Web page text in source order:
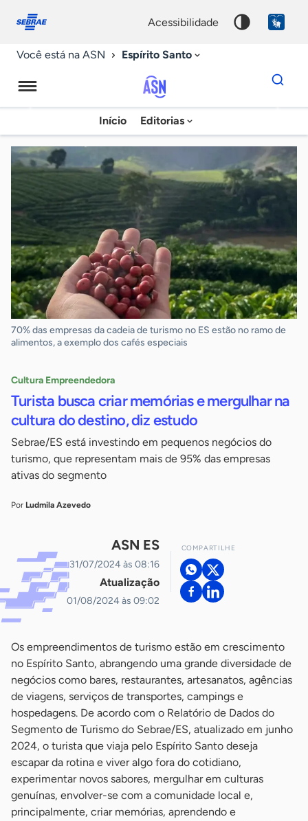
conosco
acessibilidade
Você está na ASN Espírito Santo
Agência
Sebrae
de
Notícias
Início Editorias
Dados
para
chave
70% das empresas da cadeia de turismo no ES estão no ramo de
alimentos, a exemplo dos cafés especiais
Cultura Empreendedora
Turista busca criar memórias e mergulhar na
cultura do destino, diz estudo
Sebrae/ES está investindo em pequenos negócios do
turismo, que representam mais de 95% das empresas
ativas do segmento
Por Ludmila Azevedo
ASN ES
31/07/2024 às 08:16
Atualização
01/08/2024 às 09:02
COMPARTILHE
Os empreendimentos de turismo estão em crescimento
no Espírito Santo, abrangendo uma grande diversidade de
negócios como bares, restaurantes, artesanatos, agências
de viagens, serviços de transportes, campings e
hospedagens. De acordo com o Relatório de Dados do
Segmento de Turismo do Sebrae/ES, atualizado em junho
2024, o turista que viaja pelo Espírito Santo deseja
escapar da rotina e viver algo fora do cotidiano,
experimentar novos sabores, mergulhar em culturas
genuínas, envolver-se com a comunidade local e,
principalmente, criar memórias, aprendendo e